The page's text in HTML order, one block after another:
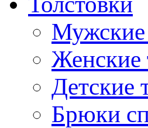
Мужские
Женские
Детские
Брюки